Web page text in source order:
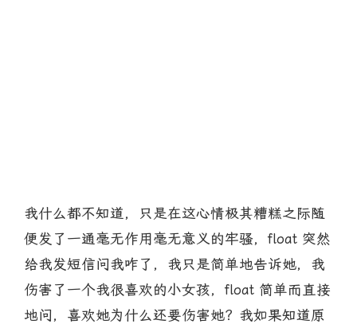
我什么都不知道，只是在这心情极其糟糕之际随
便发了一通毫无作用毫无意义的牢骚，float 突然
给我发短信问我咋了，我只是简单地告诉她，我
伤害了一个我很喜欢的小女孩，float 简单而直接
地问，喜欢她为什么还要伤害她？我如果知道原